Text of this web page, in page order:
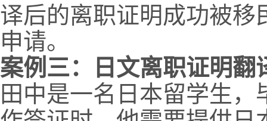
译后的离职证明成功被移
申请。
案例三：日文离职证明翻
田中是一名日本留学生